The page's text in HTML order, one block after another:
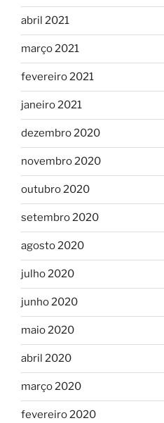
abril 2021
março 2021
fevereiro 2021
janeiro 2021
dezembro 2020
novembro 2020
outubro 2020
setembro 2020
agosto 2020
julho 2020
junho 2020
maio 2020
abril 2020
março 2020
fevereiro 2020